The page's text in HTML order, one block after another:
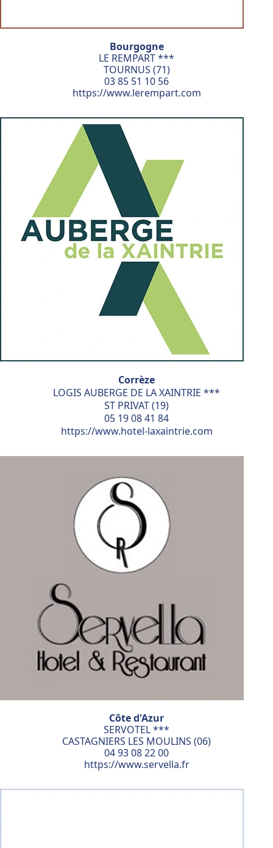
Bourgogne
LE REMPART ***
TOURNUS (71)
03 85 51 10 56
https://www.lerempart.com
Corrèze
LOGIS AUBERGE DE LA XAINTRIE ***
ST PRIVAT (19)
05 19 08 41 84
https://www.hotel-laxaintrie.com
Côte d'Azur
SERVOTEL ***
CASTAGNIERS LES MOULINS (06)
04 93 08 22 00
https://www.servella.fr